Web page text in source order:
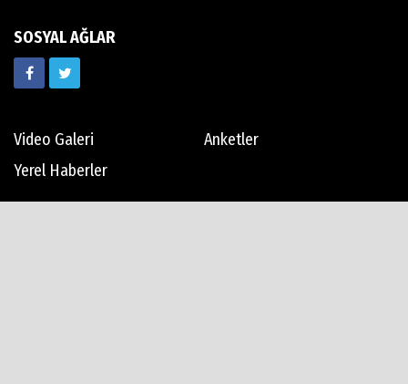
SOSYAL AĞLAR
Video Galeri
Anketler
Yerel Haberler